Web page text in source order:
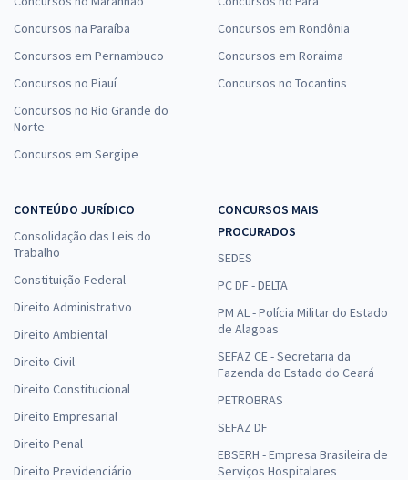
Concursos na Paraíba
Concursos em Pernambuco
Concursos no Piauí
Concursos no Rio Grande do
Norte
Concursos em Sergipe
Concursos em Rondônia
Concursos em Roraima
Concursos no Tocantins
CONTEÚDO JURÍDICO
Consolidação das Leis do
Trabalho
Constituição Federal
Direito Administrativo
Direito Ambiental
Direito Civil
Direito Constitucional
Direito Empresarial
Direito Penal
Direito Previdenciário
CONCURSOS MAIS
PROCURADOS
SEDES
PC DF - DELTA
PM AL - Polícia Militar do Estado
de Alagoas
SEFAZ CE - Secretaria da
Fazenda do Estado do Ceará
PETROBRAS
SEFAZ DF
EBSERH - Empresa Brasileira de
Serviços Hospitalares